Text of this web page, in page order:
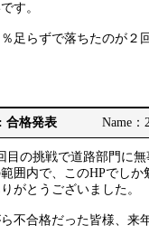
す。
足らずで落ちたのが２
合格発表 Name
目の挑戦で道路部門に
囲内で、このHPでしか
がとうございました。
不合格だった皆様、来